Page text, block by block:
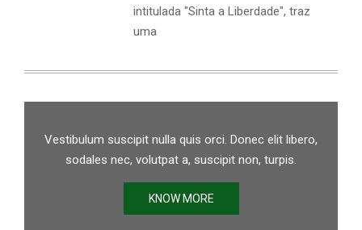
intitulada "Sinta a Liberdade", traz
uma
Vestibulum suscipit nulla quis orci. Donec elit libero,
sodales nec, volutpat a, suscipit non, turpis.
KNOW MORE